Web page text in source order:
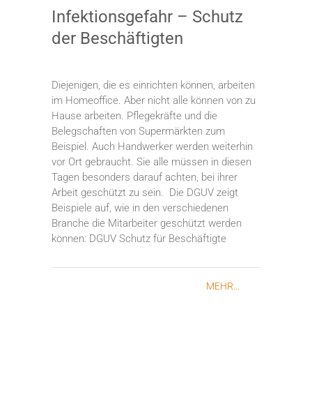
Infektionsgefahr – Schutz
der Beschäftigten
Diejenigen, die es einrichten können, arbeiten
im Homeoffice. Aber nicht alle können von zu
Hause arbeiten. Pflegekräfte und die
Belegschaften von Supermärkten zum
Beispiel. Auch Handwerker werden weiterhin
vor Ort gebraucht. Sie alle müssen in diesen
Tagen besonders darauf achten, bei ihrer
Arbeit geschützt zu sein. Die DGUV zeigt
Beispiele auf, wie in den verschiedenen
Branche die Mitarbeiter geschützt werden
können: DGUV Schutz für Beschäftigte
MEHR...